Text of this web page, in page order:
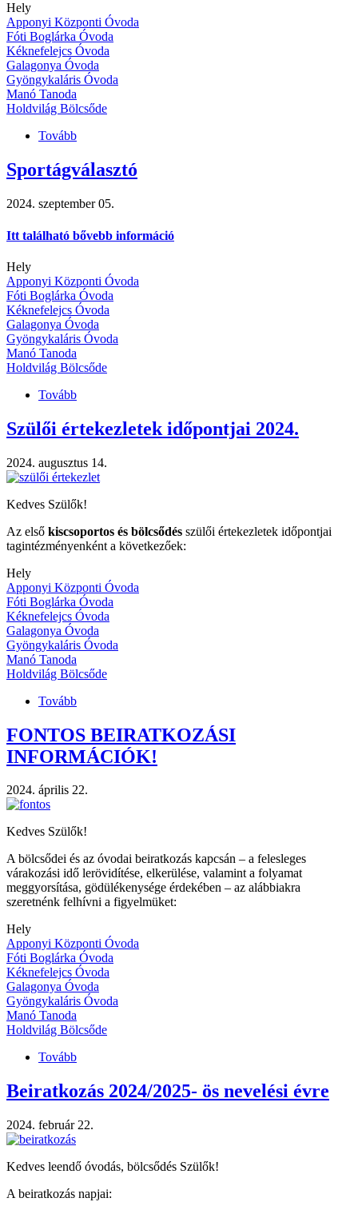
Hely
Apponyi Központi Óvoda
Fóti Boglárka Óvoda
Kéknefelejcs Óvoda
Galagonya Óvoda
Gyöngykaláris Óvoda
Manó Tanoda
Holdvilág Bölcsőde
Tovább
Sportágválasztó
2024. szeptember 05.
Itt található bővebb információ
Hely
Apponyi Központi Óvoda
Fóti Boglárka Óvoda
Kéknefelejcs Óvoda
Galagonya Óvoda
Gyöngykaláris Óvoda
Manó Tanoda
Holdvilág Bölcsőde
Tovább
Szülői értekezletek időpontjai 2024.
2024. augusztus 14.
Kedves Szülők!
Az első kiscsoportos és bölcsődés szülői értekezletek időpontjai
tagintézményenként a következőek:
Hely
Apponyi Központi Óvoda
Fóti Boglárka Óvoda
Kéknefelejcs Óvoda
Galagonya Óvoda
Gyöngykaláris Óvoda
Manó Tanoda
Holdvilág Bölcsőde
Tovább
időpontjai
2024.)
FONTOS BEIRATKOZÁSI
INFORMÁCIÓK!
2024. április 22.
Kedves Szülők!
A bölcsődei és az óvodai beiratkozás kapcsán – a felesleges
várakozási idő lerövidítése, elkerülése, valamint a folyamat
meggyorsítása, gödülékenysége érdekében – az alábbiakra
szeretnénk felhívni a figyelmüket:
Hely
Apponyi Központi Óvoda
Fóti Boglárka Óvoda
Kéknefelejcs Óvoda
Galagonya Óvoda
Gyöngykaláris Óvoda
Manó Tanoda
Holdvilág Bölcsőde
Tovább
INFORMÁCIÓK!)
Beiratkozás 2024/2025- ös nevelési évre
2024. február 22.
Kedves leendő óvodás, bölcsődés Szülők!
A beiratkozás napjai: